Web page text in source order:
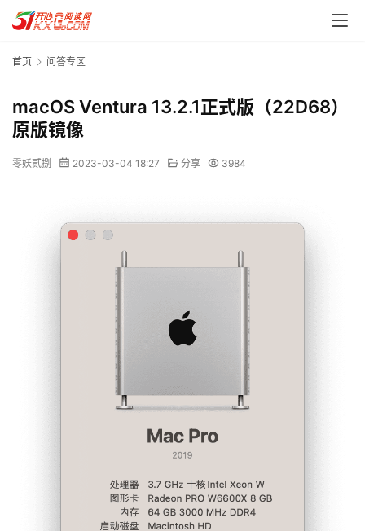
首页 问答专区
macOS Ventura 13.2.1正式版（22D68）
原版镜像
零妖贰捌 2023-03-04 18:27 分享 3984